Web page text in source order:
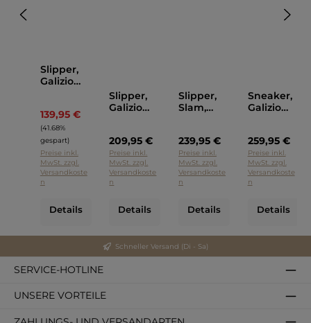
Slipper,
Galizio
139,95 €
Regulärer Preis:
(41.68%
gespart)
Preise inkl.
MwSt. zzgl.
Versandkoste
n
Details
Slipper,
Galizio
209,95 €
Preise inkl.
MwSt. zzgl.
Versandkoste
n
Details
Slipper,
Slam,
239,95 €
Preise inkl.
MwSt. zzgl.
Versandkoste
n
Details
Sneaker,
Galizio
259,95 €
Preise inkl.
MwSt. zzgl.
Versandkoste
n
Details
Schneller Versand (Di - Sa)
SERVICE-HOTLINE
UNSERE VORTEILE